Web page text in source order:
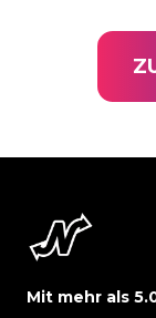
Mit mehr als